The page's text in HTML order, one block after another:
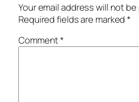
Your email address will not
Required fields are marked*
Comment*